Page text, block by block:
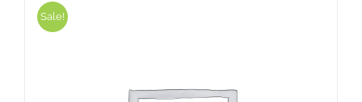
Sale!